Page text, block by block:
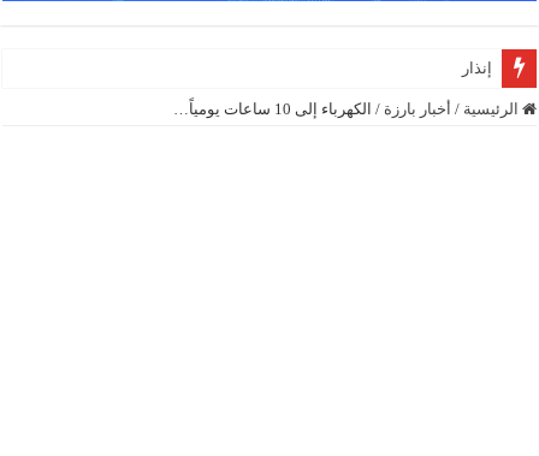
إنذار في الجنوب… ه
الرئيسية / أخبار بارزة / الكهرباء إلى 10 ساعات يومياً…